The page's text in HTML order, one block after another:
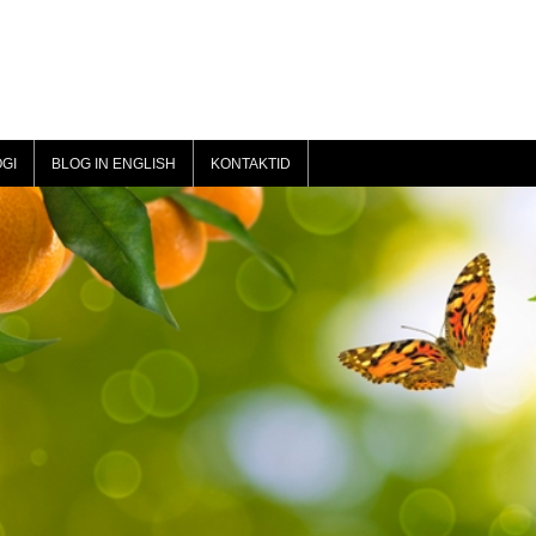
BLOG IN ENGLISH KONTAKTID